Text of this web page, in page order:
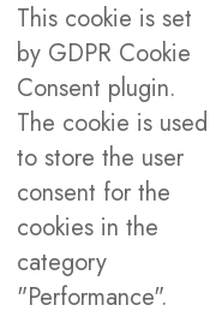
This cookie is set
by GDPR Cookie
Consent plugin.
The cookie is used
to store the user
consent for the
cookies in the
category
"Performance".